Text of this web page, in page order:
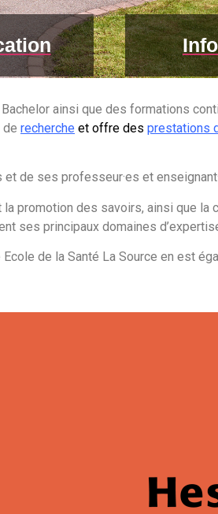
ainsi que des formations
de recherche et offre des prestations
de ses professeur·es et
promotion des savoirs, ainsi que la
ses principaux domaines
de la Santé La Source en est